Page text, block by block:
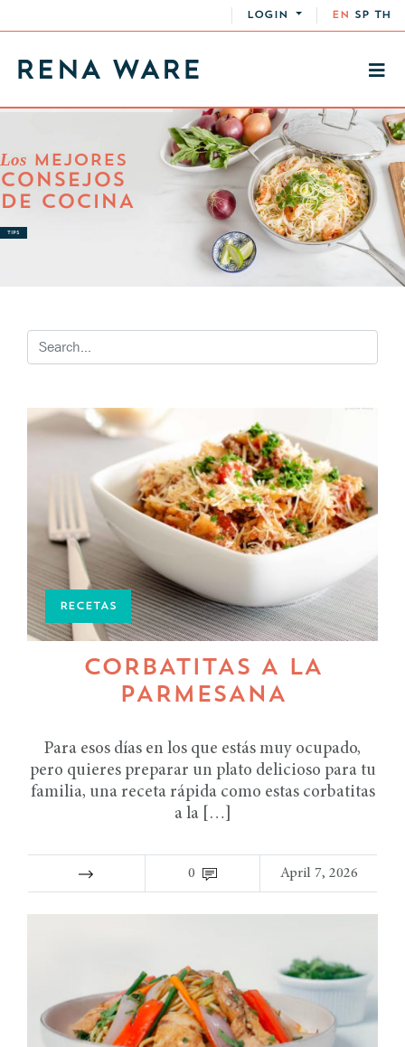
LOGIN EN SP TH
Los MEJORES
CONSEJOS
DE COCINA
TIPS
RECETAS
CORBATITAS A LA
PARMESANA
Para esos días en los que estás muy ocupado,
pero quieres preparar un plato delicioso para tu
familia, una receta rápida como estas corbatitas
a la […]
0 April 7, 2026